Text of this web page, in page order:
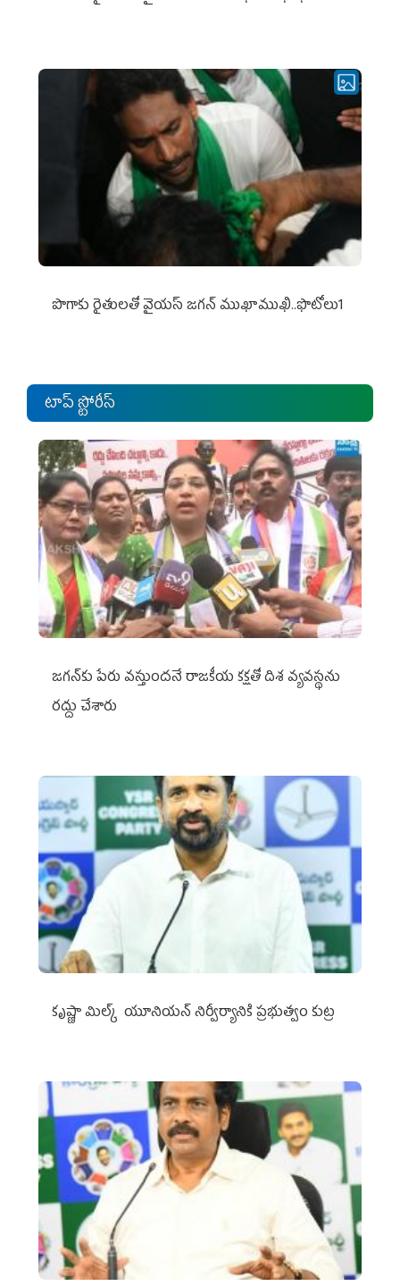
పొగాకు రైతుల‌తో వైయ‌స్ జ‌గ‌న్ ముఖాముఖి..ఫొటోలు1
టాప్ స్టోరీస్
జగన్‌కు పేరు వస్తుందనే రాజకీయ కక్షతో దిశ వ్య‌వ‌స్థ‌ను
రద్దు చేశారు
కృష్ణా మిల్క్‌ యూనియన్‌ నిర్వీర్యానికి ప్రభుత్వం కుట్ర